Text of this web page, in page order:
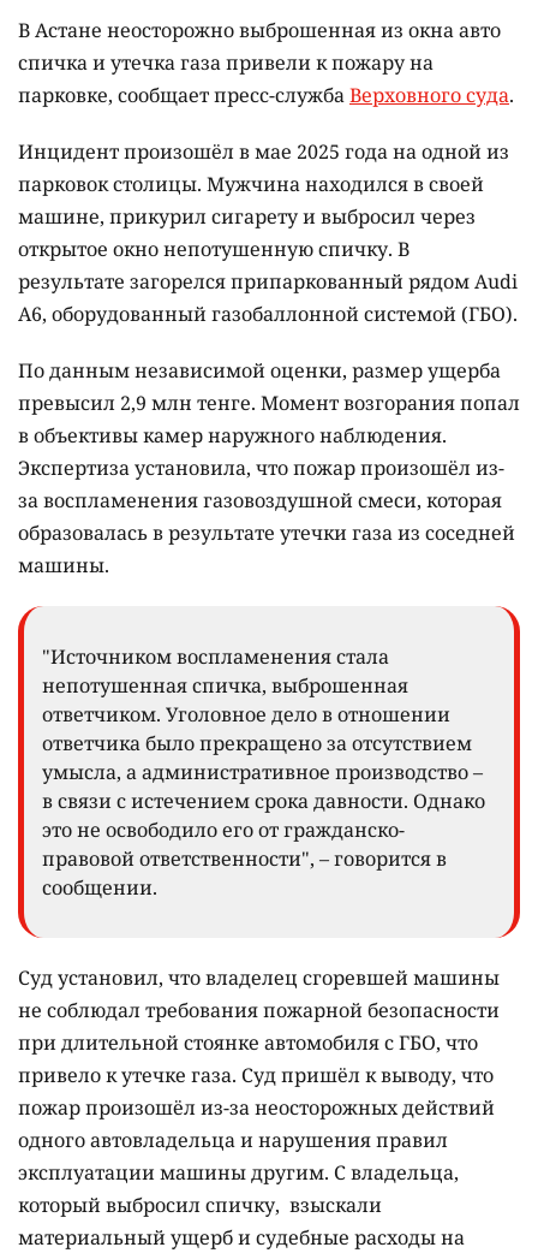
В Астане неосторожно выброшенная из окна авто
спичка и утечка газа привели к пожару на
парковке, сообщает пресс-службаВерховного суда.
Инцидент произошёл в мае 2025 года на одной из
парковок столицы. Мужчина находился в своей
машине, прикурил сигарету и выбросил через
открытое окно непотушенную спичку. В
результате загорелся припаркованный рядом Audi
A6, оборудованный газобаллонной системой (ГБО).
По данным независимой оценки, размер ущерба
превысил 2,9 млн тенге. Момент возгорания попал
в объективы камер наружного наблюдения.
Экспертиза установила, что пожар произошёл из-
за воспламенения газовоздушной смеси, которая
образовалась в результате утечки газа из соседней
машины.
"Источником воспламенения стала
непотушенная спичка, выброшенная
ответчиком. Уголовное дело в отношении
ответчика было прекращено за отсутствием
умысла, а административное производство –
в связи с истечением срока давности. Однако
это не освободило его от гражданско-
правовой ответственности", – говорится в
сообщении.
Суд установил, что владелец сгоревшей машины
не соблюдал требования пожарной безопасности
при длительной стоянке автомобиля с ГБО, что
привело к утечке газа. Суд пришёл к выводу, что
пожар произошёл из-за неосторожных действий
одного автовладельца и нарушения правил
эксплуатации машины другим. С владельца,
который выбросил спичку, взыскали
материальный ущерб и судебные расходы на